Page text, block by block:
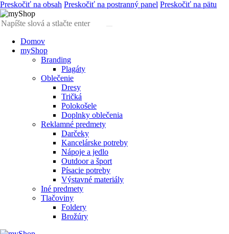
Preskočiť na obsah Preskočiť na postranný panel Preskočiť na pätu
Domov
myShop
Branding
Plagáty
Oblečenie
Dresy
Tričká
Polokošele
Doplnky oblečenia
Reklamné predmety
Darčeky
Kancelárske potreby
Nápoje a jedlo
Outdoor a šport
Písacie potreby
Výstavné materiály
Iné predmety
Tlačoviny
Foldery
Brožúry